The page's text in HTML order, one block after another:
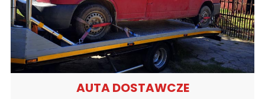
AUTA DOSTAWCZE